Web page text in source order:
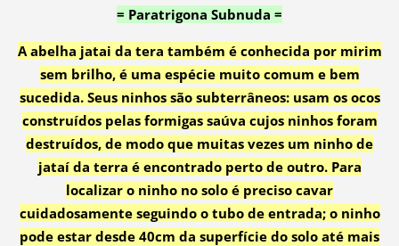
= Paratrigona Subnuda =
A abelha jatai da tera também é conhecida por mirim
sem brilho, é uma espécie muito comum e bem
sucedida. Seus ninhos são subterrâneos: usam os ocos
construídos pelas formigas saúva cujos ninhos foram
destruídos, de modo que muitas vezes um ninho de
jataí da terra é encontrado perto de outro. Para
localizar o ninho no solo é preciso cavar
cuidadosamente seguindo o tubo de entrada; o ninho
pode estar desde 40cm da superfície do solo até mais